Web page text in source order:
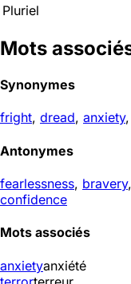
Pluriel
Mots
Synonymes
fright, dread, anxiety,
Antonymes
fearlessness, bravery,
confidence
Mots associés
anxietyanxiété